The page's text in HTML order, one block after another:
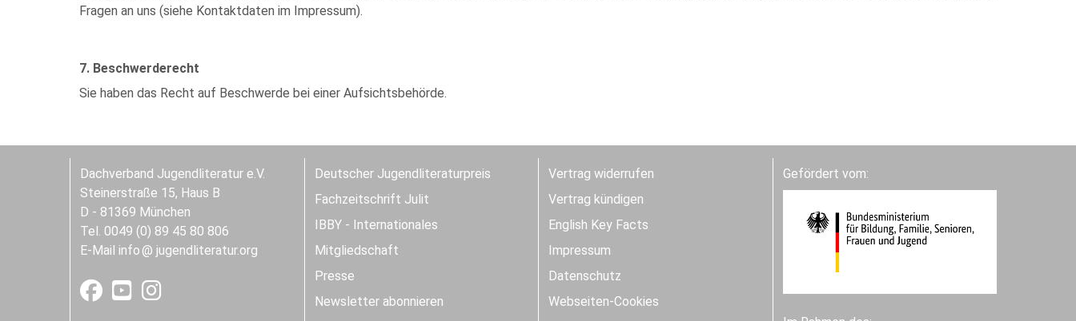
Fragen an uns (siehe Kontaktdaten im Impressum).
7. Beschwerderecht
Sie haben das Recht auf Beschwerde bei einer Aufsichtsbehörde.
Dachverband Jugendliteratur e.V.
Steinerstraße 15, Haus B
D - 81369 München
Tel. 0049 (0) 89 45 80 806
E-Mail info jugendliteratur.org
Deutscher Jugendliteraturpreis
Fachzeitschrift Julit
IBBY - Internationales
Mitgliedschaft
Presse
Newsletter abonnieren
Vertrag widerrufen
Vertrag kündigen
English Key Facts
Impressum
Datenschutz
Webseiten-Cookies
Gefördert vom: